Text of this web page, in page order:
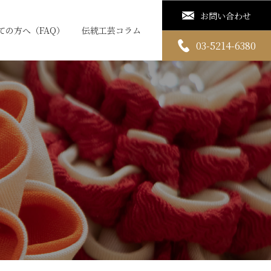
の方へ（FAQ） 伝統工芸コラム
お問い合わせ
03-5214-6380